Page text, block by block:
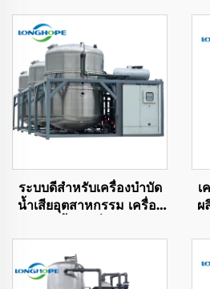
ระบบดีสำหรับเครื่องบำบัด
น้ำเสียอุตสาหกรรม เครื่อง
ข้นสูงด้วย vakuum ZLD
เ
ผ